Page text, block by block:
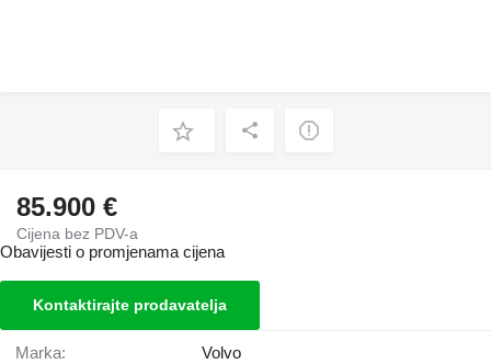
85.900 €
Cijena bez PDV-a
Obavijesti o promjenama cijena
Kontaktirajte prodavatelja
Marka: Volvo